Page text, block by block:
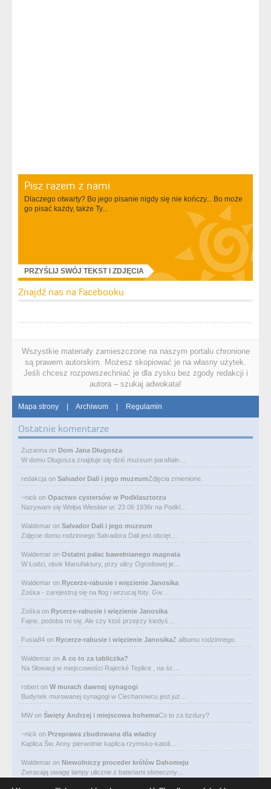
Pisz razem z nami
Dlaczego otwarty? Bo jego pisanie nigdy się nie kończy... Bo może
go pisać każdy, także Ty...
PRZYŚLIJ SWÓJ TEKST I ZDJĘCIA
Znajdź nas na Facebooku
Wszystkie materiały zamieszczone na naszym portalu chronione
są prawem autorskim. Możesz skopiować je na własny użytek.
Jeśli chcesz rozpowszechniać je dla zysku bez zgody redakcji i
autora – szukaj adwokata!
Mapa strony | Archiwum | Regulamin
Ostatnie komentarze
Zuzanna on Dom Jana Długosza
W domu Długosza znajduje się dziś muzeum parafialn…
redakcja on Salvador Dali i jego muzeumZdjęcia zmienione.
~nick on Opactwo cystersów w Podklasztorzu
Nazywam się Wełpa Wiesław ur. 23 06 1936r na Podkl…
Waldemar on Salvador Dali i jego muzeum
Zdjęcie domu rodzinnego Salvadora Dali jest obcięt…
Waldemar on Ostatni pałac bawełnianego magnata
W Łodzi, obok Manufaktury, przy ulicy Ogrodowej je…
Waldemar on Rycerze-rabusie i więzienie Janosika
Zośka - zarejestruj się na flog i wrzucaj foty. Gw…
Zośka on Rycerze-rabusie i więzienie Janosika
Fajne, podoba mi się. Ale czy ktoś przejrzy kiedyś…
Fusia84 on Rycerze-rabusie i więzienie JanosikaZ albumu rodzinnego.
Waldemar on A co to za tabliczka?
Na Słowacji w miejscowości Rajecké Teplice , na śc…
robert on W murach dawnej synagogi
Budynek murowanej synagogi w Ciechanowcu jest już…
MW on Święty Andrzej i miejscowa bohemaCo to za bzdury?
~nick on Przeprawa zbudowana dla władcy
Kaplica Św. Anny pierwotnie kaplica rzymsko-katoli…
Waldemar on Niewolniczy proceder królów Dahomeju
Zwracają uwagę lampy uliczne z bateriami słoneczny…